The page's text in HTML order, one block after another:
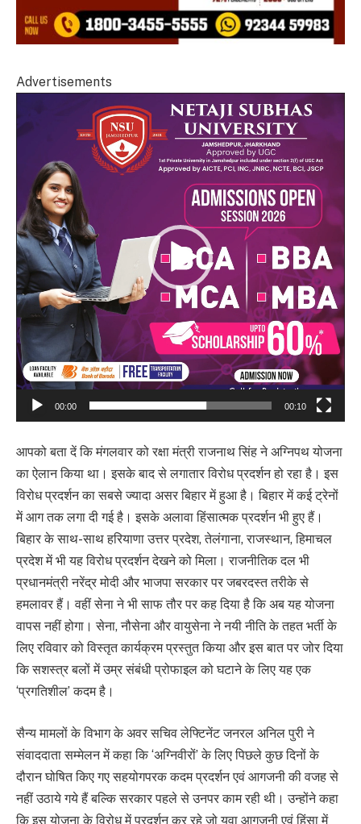
Advertisements
Player
00:00 00:10
आपको बता दें कि मंगलवार को रक्षा मंत्री राजनाथ सिंह ने अग्निपथ योजना
का ऐलान किया था। इसके बाद से लगातार विरोध प्रदर्शन हो रहा है। इस
विरोध प्रदर्शन का सबसे ज्यादा असर बिहार में हुआ है। बिहार में कई ट्रेनों
में आग तक लगा दी गई है। इसके अलावा हिंसात्मक प्रदर्शन भी हुए हैं।
बिहार के साथ-साथ हरियाणा उत्तर प्रदेश, तेलंगाना, राजस्थान, हिमाचल
प्रदेश में भी यह विरोध प्रदर्शन देखने को मिला। राजनीतिक दल भी
प्रधानमंत्री नरेंद्र मोदी और भाजपा सरकार पर जबरदस्त तरीके से
हमलावर हैं। वहीं सेना ने भी साफ तौर पर कह दिया है कि अब यह योजना
वापस नहीं होगा। सेना, नौसेना और वायुसेना ने नयी नीति के तहत भर्ती के
लिए रविवार को विस्तृत कार्यक्रम प्रस्तुत किया और इस बात पर जोर दिया
कि सशस्त्र बलों में उम्र संबंधी प्रोफाइल को घटाने के लिए यह एक
‘प्रगतिशील’ कदम है।
सैन्य मामलों के विभाग के अवर सचिव लेफ्टिनेंट जनरल अनिल पुरी ने
संवाददाता सम्मेलन में कहा कि ‘अग्निवीरों’ के लिए पिछले कुछ दिनों के
दौरान घोषित किए गए सहयोगपरक कदम प्रदर्शन एवं आगजनी की वजह से
नहीं उठाये गये हैं बल्कि सरकार पहले से उनपर काम रही थी। उन्होंने कहा
कि इस योजना के विरोध में प्रदर्शन कर रहे जो युवा आगजनी एवं हिंसा में